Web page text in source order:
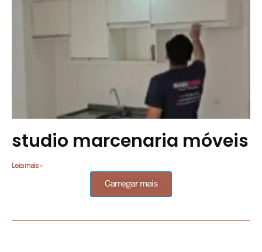
studio marcenaria móveis
Leia mais »
Carregar mais